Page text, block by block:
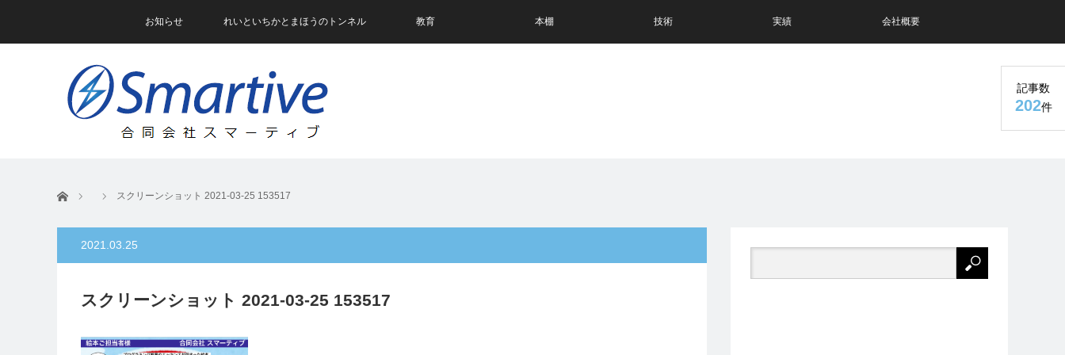
お知らせ れいといちかとまほうのトンネル 教育 本棚 技術 実績 会社概要
記事数
202件
ホーム スクリーンショット 2021-03-25 153517
2021.03.25
スクリーンショット 2021-03-25 153517